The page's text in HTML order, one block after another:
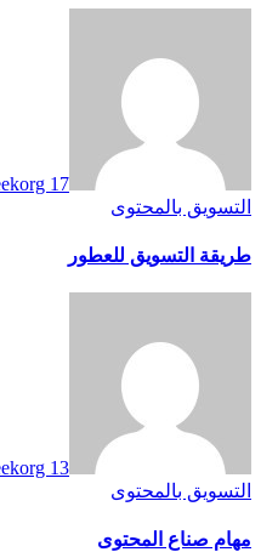
17 أبريل، 2023
التسويق بالمحتوى
طريقة التسويق للعطور
13 أبريل، 2023
التسويق بالمحتوى
مهام صناع المحتوى